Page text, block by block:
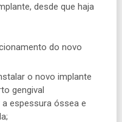
desde que haja
do novo
o novo implante
gengival
espessura óssea e